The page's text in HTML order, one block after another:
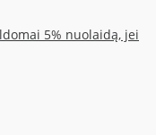
5% nuolaidą, jei